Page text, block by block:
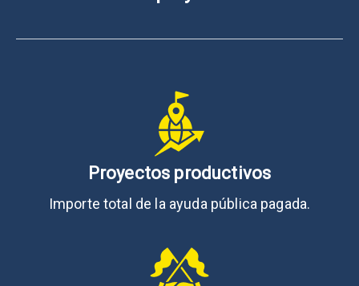
Proyectos productivos
Importe total de la ayuda pública pagada.